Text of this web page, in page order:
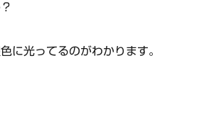
に光ってるのがわかります。